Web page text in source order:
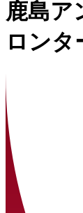
鹿島ア
ロンタ